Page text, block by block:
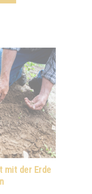
mit der Erde